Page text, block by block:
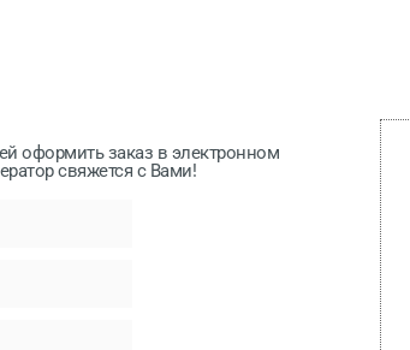
оформить заказ в электронном
свяжется с Вами!